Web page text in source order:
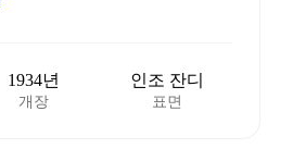
1934년
개장
인조 잔디
표면